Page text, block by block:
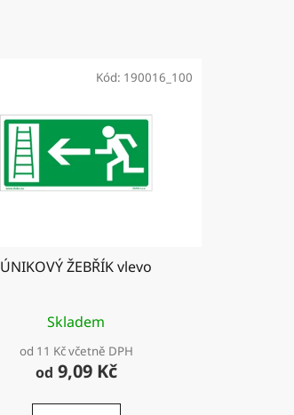
ÚNIKOVÝ ŽEBŘÍK vlevo
Skladem
od 11 Kč včetně DPH
od 9,09 Kč
Kód: 190016_100